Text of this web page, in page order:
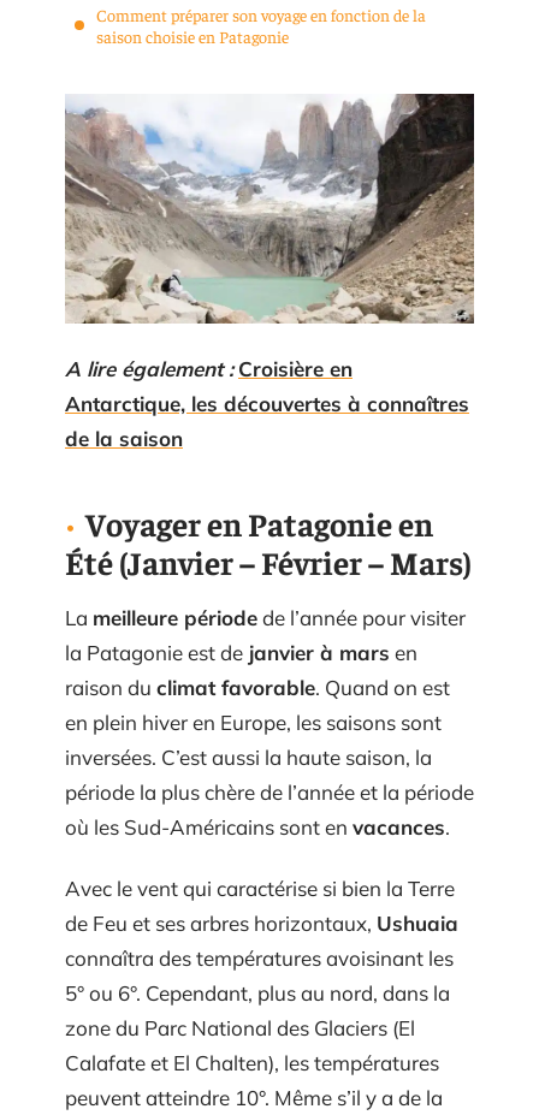
Comment préparer son voyage en fonction de la
saison choisie en Patagonie
A lire également : Croisière en
Antarctique, les découvertes à connaîtres
de la saison
Voyager en Patagonie en
Été (Janvier – Février – Mars)
La meilleure périodede l’année pour visiter
la Patagonie est de janvier à mars en
raison du climat favorable. Quand on est
en plein hiver en Europe, les saisons sont
inversées. C’est aussi la haute saison, la
période la plus chère de l’année et la période
où les Sud-Américains sont en vacances.
Avec le vent qui caractérise si bien la Terre
de Feu et ses arbres horizontaux, Ushuaia
connaîtra des températures avoisinant les
5° ou 6°. Cependant, plus au nord, dans la
zone du Parc National des Glaciers (El
Calafate et El Chalten), les températures
peuvent atteindre 10°. Même s’il y a de la